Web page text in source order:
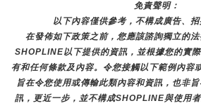
免責聲明：
以下內容僅供參考，不構成廣告、招
在發佈如下政策之前，您應該諮詢獨立的
SHOPLINE以下提供的資訊，並根據您的實
有和任何條款及內容。令您接觸以下範例內容
旨在令您使用或傳輸此類內容和資訊，也非
訊，更近一步，並不構成SHOPLINE與使用